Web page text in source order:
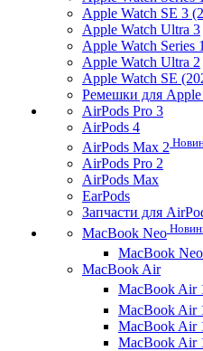
Apple Watch SE 3
Apple Watch Ultra 3
Apple Watch Series
Apple Watch Ultra 2
Apple Watch SE
Ремешки для Apple
AirPods Pro 3
AirPods 4
AirPods Max 2
AirPods Pro 2
AirPods Max
EarPods
Запчасти для
MacBook Neo
MacBook
MacBook Air
MacBook Air
MacBook Air
MacBook Air
MacBook Air